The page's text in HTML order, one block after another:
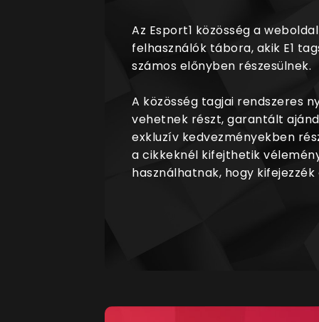
Az Esport1 közösség a
felhasználók tábora, akik E1
számos előnyben részesülnek.
A közösség tagjai rendszeres
vehetnek részt, garantált
exkluzív kedvezményekben
a cikkeknél kifejthetik
használhatnak, hogy